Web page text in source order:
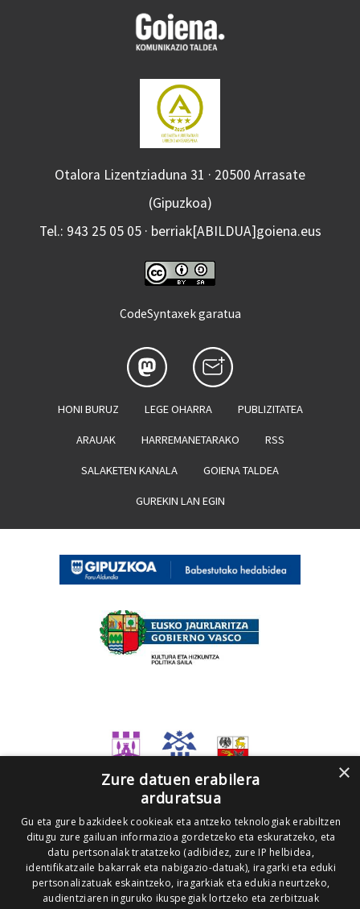
Otalora Lizentziaduna 31 · 20500 Arrasate
(Gipuzkoa)
Tel.: 943 25 05 05 · berriak[ABILDUA]goiena.eus
CodeSyntaxek garatua
HONI BURUZ LEGE OHARRA PUBLIZITATEA
ARAUAK HARREMANETARAKO RSS
SALAKETEN KANALA GOIENA TALDEA
GUREKIN LAN EGIN
×
Zure datuen erabilera
arduratsua
Gu eta gure bazkideek cookieak eta antzeko teknologiak erabiltzen
ditugu zure gailuan informazioa gordetzeko eta eskuratzeko, eta
datu pertsonalak tratatzeko (adibidez, zure IP helbidea,
identifikatzaile bakarrak eta nabigazio-datuak), iragarki eta eduki
pertsonalizatuak eskaintzeko, iragarkiak eta edukia neurtzeko,
audientziaren inguruko ikuspegiak lortzeko eta zerbitzuak